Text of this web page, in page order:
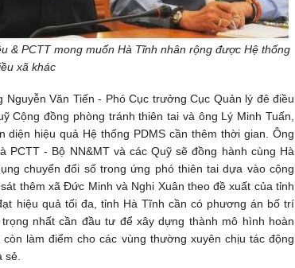
& PCTT mong muốn Hà Tĩnh nhân rộng được Hệ thống
xã khác
Văn Tiến - Phó Cục trưởng Cục Quản lý đê điều
Cộng đồng phòng tránh thiên tai và ông Lý Minh Tuấn,
hiệu quả Hệ thống PDMS cần thêm thời gian. Ông
PCTT - Bộ NN&MT và các Quỹ sẽ đồng hành cùng Hà
chuyển đổi số trong ứng phó thiên tai dựa vào cộng
thêm xã Đức Minh và Nghi Xuân theo đề xuất của tỉnh
hiệu quả tối đa, tỉnh Hà Tĩnh cần có phương án bố trí
nhất cần đầu tư để xây dựng thành mô hình hoàn
làm điểm cho các vùng thường xuyên chịu tác động
sẻ.